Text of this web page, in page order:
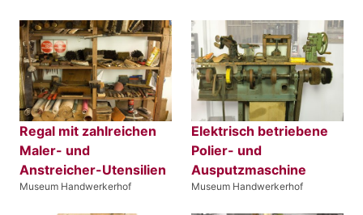
Regal mit zahlreichen
Maler- und
Anstreicher-Utensilien
Museum Handwerkerhof
Elektrisch betriebene
Polier- und
Ausputzmaschine
Museum Handwerkerhof